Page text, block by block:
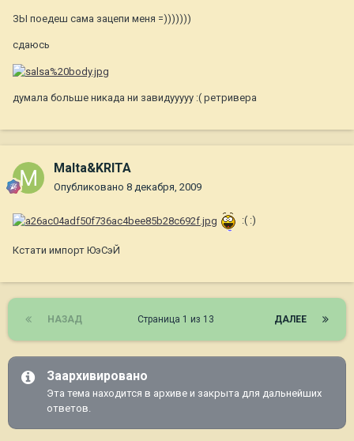
ЗЫ поедеш сама зацепи меня =)))))))
сдаюсь
думала больше никада ни завидууууу :( ретривера
Malta&KRITA
Опубликовано 8 декабря, 2009
:( :)
Кстати импорт ЮэСэЙ
НАЗАД ДАЛЕЕ
Страница 1 из 13
Заархивировано
Эта тема находится в архиве и закрыта для дальнейших
ответов.